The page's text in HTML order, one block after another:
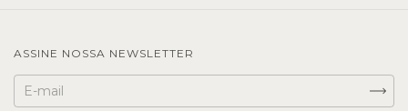
ASSINE NOSSA NEWSLETTER